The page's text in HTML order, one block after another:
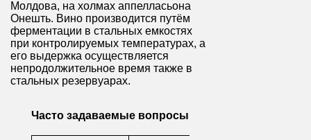
Молдова, на холмах аппелласьона
Онешть. Вино производится путём
ферментации в стальных емкостях
при контролируемых температурах, а
его выдержка осуществляется
непродолжительное время также в
стальных резервуарах.
Часто задаваемые вопросы